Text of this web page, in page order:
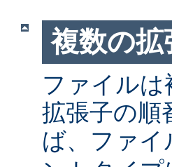
複数の
ファイル
拡張子の順
ば、ファイ